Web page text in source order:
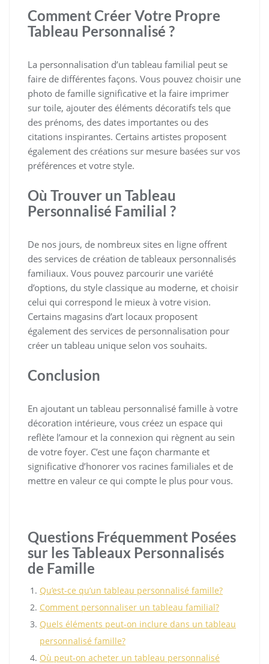
Comment Créer Votre Propre
Tableau Personnalisé ?
La personnalisation d’un tableau familial peut se
faire de différentes façons. Vous pouvez choisir une
photo de famille significative et la faire imprimer
sur toile, ajouter des éléments décoratifs tels que
des prénoms, des dates importantes ou des
citations inspirantes. Certains artistes proposent
également des créations sur mesure basées sur vos
préférences et votre style.
Où Trouver un Tableau
Personnalisé Familial ?
De nos jours, de nombreux sites en ligne offrent
des services de création de tableaux personnalisés
familiaux. Vous pouvez parcourir une variété
d’options, du style classique au moderne, et choisir
celui qui correspond le mieux à votre vision.
Certains magasins d’art locaux proposent
également des services de personnalisation pour
créer un tableau unique selon vos souhaits.
Conclusion
En ajoutant un tableau personnalisé famille à votre
décoration intérieure, vous créez un espace qui
reflète l’amour et la connexion qui règnent au sein
de votre foyer. C’est une façon charmante et
significative d’honorer vos racines familiales et de
mettre en valeur ce qui compte le plus pour vous.
Questions Fréquemment Posées
sur les Tableaux Personnalisés
de Famille
Qu’est-ce qu’un tableau personnalisé famille?
Comment personnaliser un tableau familial?
Quels éléments peut-on inclure dans un tableau
personnalisé famille?
Où peut-on acheter un tableau personnalisé